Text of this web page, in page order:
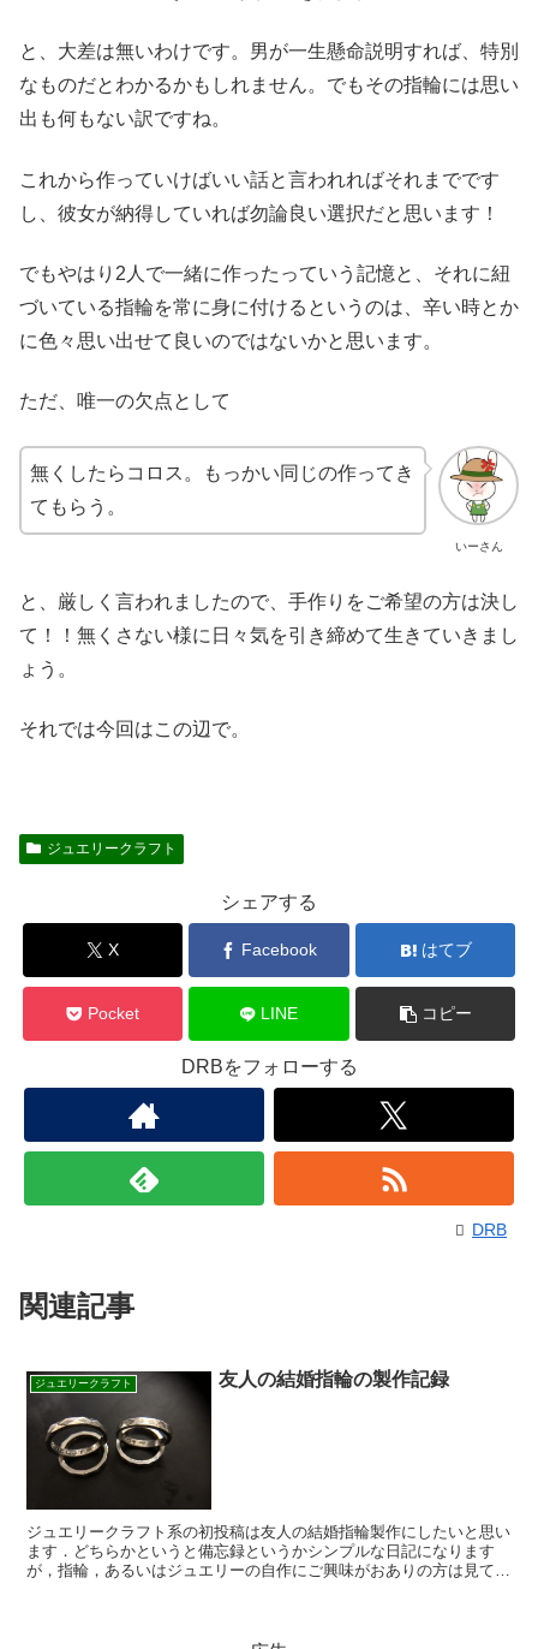
と、大差は無いわけです。男が一生懸命説明すれば、特別
なものだとわかるかもしれません。でもその指輪には思い
出も何もない訳ですね。
これから作っていけばいい話と言われればそれまでです
し、彼女が納得していれば勿論良い選択だと思います！
でもやはり2人で一緒に作ったっていう記憶と、それに紐
づいている指輪を常に身に付けるというのは、辛い時とか
に色々思い出せて良いのではないかと思います。
ただ、唯一の欠点として
いーさん
無くしたらコロス。もっかい同じの作ってき
てもらう。
と、厳しく言われましたので、手作りをご希望の方は決し
て！！無くさない様に日々気を引き締めて生きていきまし
ょう。
それでは今回はこの辺で。
ジュエリークラフト
シェアする
X Facebook はてブ
Pocket LINE コピー
DRBをフォローする
DRB
関連記事
ジュエリークラフト 友人の結婚指輪の製作記録
ジュエリークラフト系の初投稿は友人の結婚指輪製作にしたいと思い
ます．どちらかというと備忘録というかシンプルな日記になります
が，指輪，あるいはジュエリーの自作にご興味がおありの方は見てい